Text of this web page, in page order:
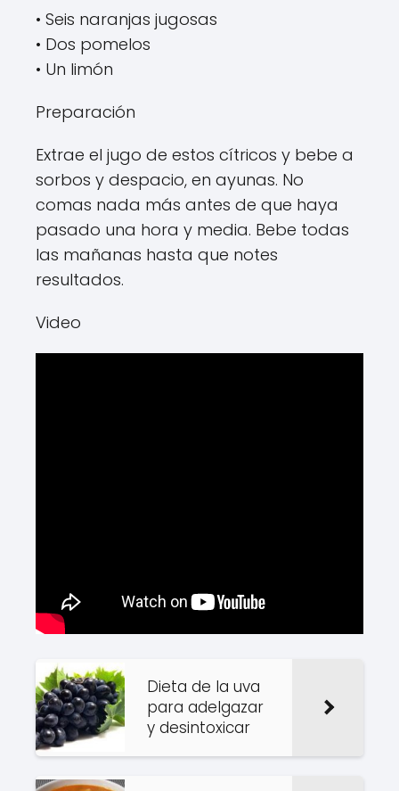
• Seis naranjas jugosas
• Dos pomelos
• Un limón
Preparación
Extrae el jugo de estos cítricos y bebe a
sorbos y despacio, en ayunas. No
comas nada más antes de que haya
pasado una hora y media. Bebe todas
las mañanas hasta que notes
resultados.
Video
Dieta de la uva
para adelgazar
y desintoxicar